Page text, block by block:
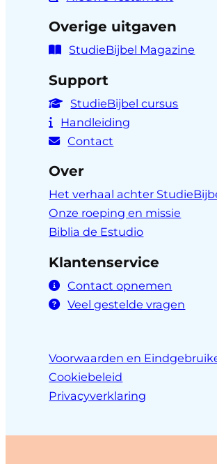
Overige uitgaven
StudieBijbel Magazine
Support
StudieBijbel cursus
Handleiding
Contact
Over
Het verhaal achter
Onze roeping en missie
Biblia de Estudio
Klantenservice
Contact opnemen
Veel gestelde vragen
Voorwaarden en
Cookiebeleid
Privacyverklaring